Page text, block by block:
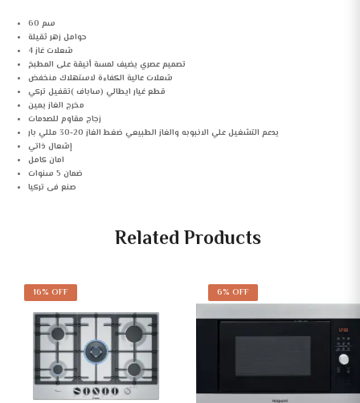
60 سم
حوامل زهر ثقيلة
4 شعلات غاز
تصميم عصري يضيف لمسة أنيقة على المطبخ
شعلات عالية الكفاءة لاستهلاك منخفض
قطع غيار ايطالي (ساباف )تقفيل تركي
مخرج الغاز يمين
زجاج مقاوم للصدمات
يدعم التشغيل علي الانبوبه والغاز الطبيعي ضغط الغاز 20-30 مللي بار
إشعال ذاتي
امان كامل
ضمان 5 سنوات
صنع فى تركيا
Related Products
16% OFF 6% OFF